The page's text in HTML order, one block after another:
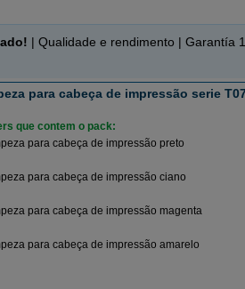
| Qualidade e rendimento | Garantía
para cabeça de impressão serie
que contem o pack:
para cabeça de impressão preto
para cabeça de impressão ciano
para cabeça de impressão magenta
para cabeça de impressão amarelo